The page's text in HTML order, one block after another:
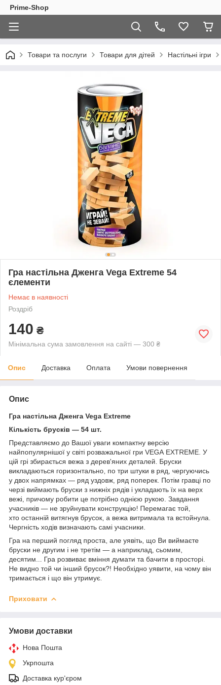
Prime-Shop
Товари та послуги Товари для дітей Настільні ігри
Гра настільна Дженга Vega Extreme 54
єлементи
Немає в наявності
Роздріб
140 ₴
Мінімальна сума замовлення на сайті — 300 ₴
Опис Доставка Оплата Умови повернення
Опис
Гра настільна Дженга Vega Extreme
Кількість брусків — 54 шт.
Представляємо до Вашої уваги компактну версію
найпопулярнішої у світі розважальної гри VEGA EXTREME. У
цій грі збирається вежа з дерев'яних деталей. Бруски
викладаються горизонтально, по три штуки в ряд, чергуючись
у двох напрямках — ряд уздовж, ряд поперек. Потім гравці по
черзі виймають бруски з нижніх рядів і укладають їх на верх
вежі, причому робити це потрібно однією рукою. Завдання
учасників — не зруйнувати конструкцію! Перемагає той,
хто останній витягнув брусок, а вежа витримала та встойнула.
Чергність ходів визначають самі учасники.
Гра на перший погляд проста, але уявіть, що Ви виймаєте
бруски не другим і не третім — а наприклад, сьомим,
десятим... Гра розвиває вміння думати та бачити в просторі.
Не видно той чи інший брусок?! Необхідно уявити, на чому він
тримається і що він утримує.
Приховати
Умови доставки
Нова Пошта
Укрпошта
Доставка кур'єром